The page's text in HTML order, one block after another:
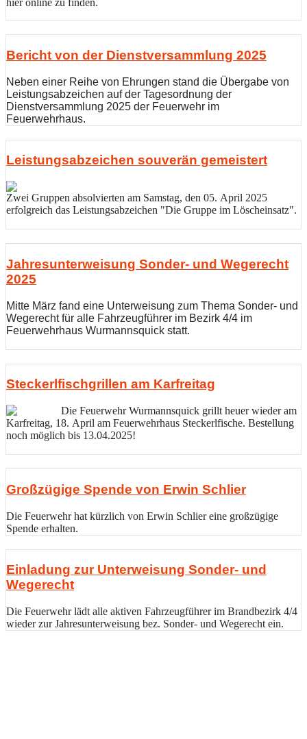
hier online zu finden.
Bericht von der Dienstversammlung 2025
Neben einer Reihe von Ehrungen stand die Übergabe von
Leistungsabzeichen auf der Tagesordnung der
Dienstversammlung 2025 der Feuerwehr im
Feuerwehrhaus.
Leistungsabzeichen souverän gemeistert
Zwei Gruppen absolvierten am Samstag, den 05. April 2025
erfolgreich das Leistungsabzeichen "Die Gruppe im Löscheinsatz".
Jahresunterweisung Sonder- und Wegerecht
2025
Mitte März fand eine Unterweisung zum Thema Sonder- und
Wegerecht für alle Fahrzeugführer im Bezirk 4/4 im
Feuerwehrhaus Wurmannsquick statt.
Steckerlfischgrillen am Karfreitag
Die Feuerwehr Wurmannsquick grillt heuer wieder am
Karfreitag, 18. April am Feuerwehrhaus Steckerlfische. Bestellung
noch möglich bis 13.04.2025!
Großzügige Spende von Erwin Schlier
Die Feuerwehr hat kürzlich von Erwin Schlier eine großzügige
Spende erhalten.
Einladung zur Unterweisung Sonder- und
Wegerecht
Die Feuerwehr lädt alle aktiven Fahrzeugführer im Brandbezirk 4/4
wieder zur Jahresunterweisung bez. Sonder- und Wegerecht ein.